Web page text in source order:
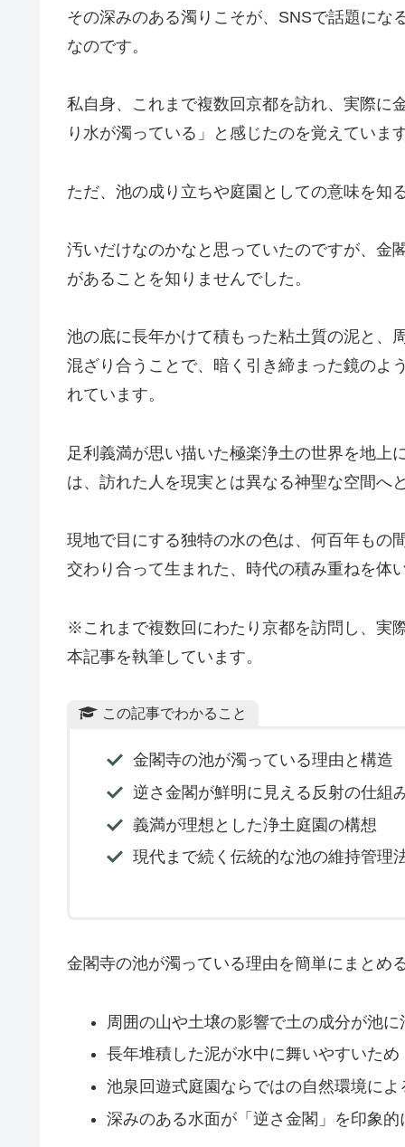
その深みのある濁りこそが、SNSで話題にな
なのです。
私自身、これまで複数回京都を訪れ、実際に
り水が濁っている」と感じたのを覚えていま
ただ、池の成り立ちや庭園としての意味を知
汚いだけなのかなと思っていたのですが、金
があることを知りませんでした。
池の底に長年かけて積もった粘土質の泥と、
混ざり合うことで、暗く引き締まった鏡のよ
れています。
足利義満が思い描いた極楽浄土の世界を地上
は、訪れた人を現実とは異なる神聖な空間へ
現地で目にする独特の水の色は、何百年もの
交わり合って生まれた、時代の積み重ねを体
※これまで複数回にわたり京都を訪問し、実
本記事を執筆しています。
この記事でわかること
金閣寺の池が濁っている理由と構造
逆さ金閣が鮮明に見える反射の仕組
義満が理想とした浄土庭園の構想
現代まで続く伝統的な池の維持管理
金閣寺の池が濁っている理由を簡単にまとめ
周囲の山や土壌の影響で土の成分が池に
長年堆積した泥が水中に舞いやすいため
池泉回遊式庭園ならではの自然環境によ
深みのある水面が「逆さ金閣」を印象的